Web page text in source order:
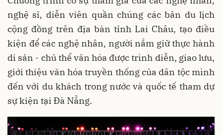
nghệ sĩ, diễn viên quần chúng các bản du lịch
cộng đồng trên địa bàn tỉnh Lai Châu, tạo điều
kiện để các nghệ nhân, người nắm giữ thực hành
di sản - chủ thể văn hóa được trình diễn, giao lưu,
giới thiệu văn hóa truyền thống của dân tộc mình
đến với du khách trong nước và quốc tế tham dự
sự kiện tại Đà Nẵng.